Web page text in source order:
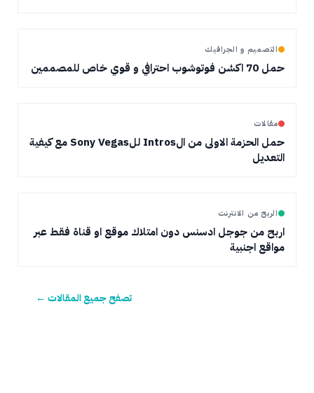
التصميم و الجرافيك
حمل 70 اكشن فوتوشوب احترافي و قوي خاص للمصممين
مقالات
حمل الحزمة الاولى من الIntros للSony Vegas مع كيفية
التعديل
الربح من الانترنت
اربح من جوجل ادسنس دون امتلاك موقع او قناة فقط عبر
مواقع اجنبية
تصفح جميع المقالات ←